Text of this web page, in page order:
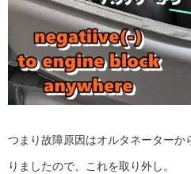
つまり故障原因はオルタネーター
りましたので、これを取り外し。